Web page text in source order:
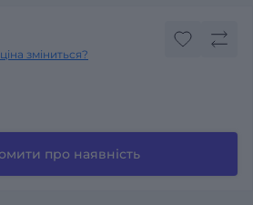
зміниться?
про наявність